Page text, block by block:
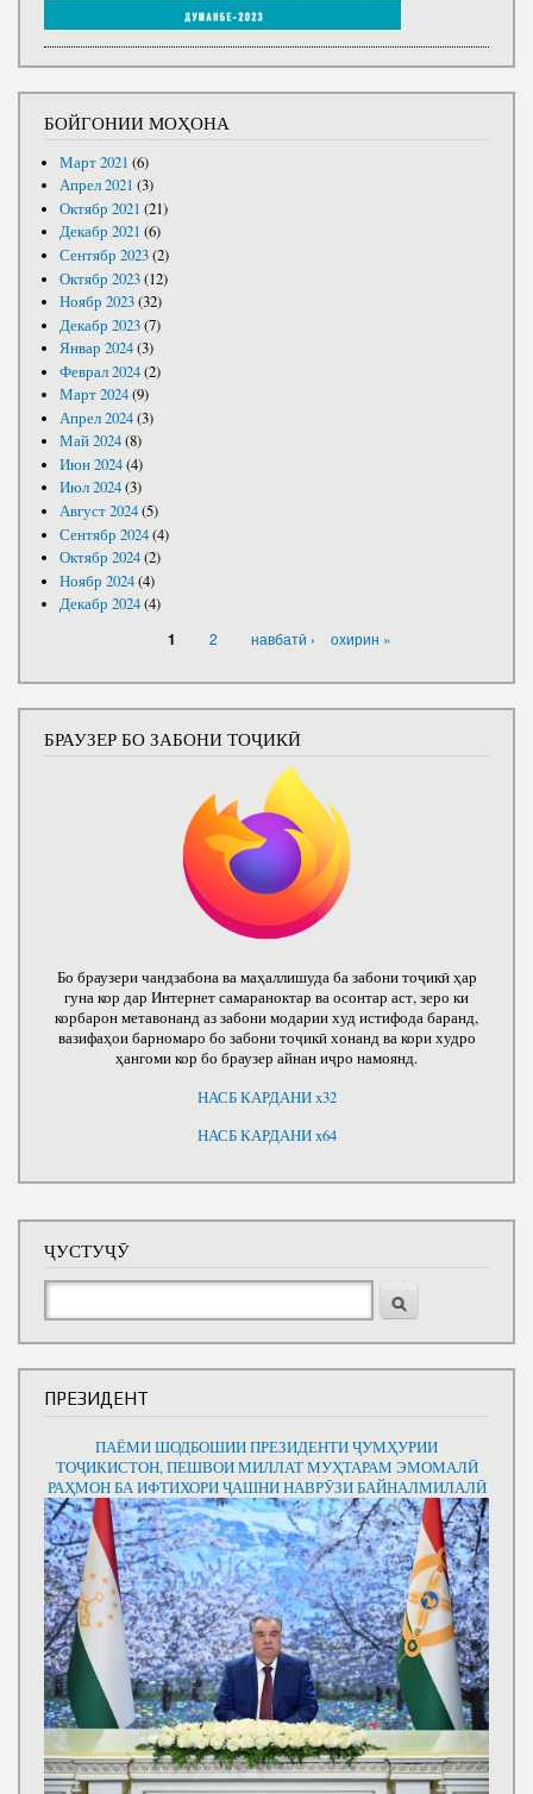
БОЙГОНИИ МОҲОНА
Март 2021 (6)
Апрел 2021 (3)
Октябр 2021 (21)
Декабр 2021 (6)
Сентябр 2023(2)
Октябр 2023(12)
Ноябр 2023(32)
Декабр 2023(7)
Январ 2024(3)
Феврал 2024(2)
Март 2024(9)
Апрел 2024(3)
Май 2024(8)
Июн 2024(4)
Июл 2024(3)
Август 2024(5)
Сентябр 2024(4)
Октябр 2024(2)
Ноябр 2024(4)
Декабр 2024(4)
1 2 навбатӣ › охирин »
БРАУЗЕР БО ЗАБОНИ ТОҶИКӢ
Бо браузери чандзабона ва маҳаллишуда ба забони тоҷикӣ ҳар
гуна кор дар Интернет самараноктар ва осонтар аст, зеро ки
корбарон метавонанд аз забони модарии худ истифода баранд,
вазифаҳои барномаро бо забони тоҷикӣ хонанд ва кори худро
ҳангоми кор бо браузер айнан иҷро намоянд.
НАСБ КАРДАНИ x32
НАСБ КАРДАНИ x64
ҶУСТУҶӮ
Ҷустуҷӯ
ПРЕЗИДЕНТ
ПАЁМИ ШОДБОШИИ ПРЕЗИДЕНТИ ҶУМҲУРИИ
ТОҶИКИСТОН, ПЕШВОИ МИЛЛАТ МУҲТАРАМ ЭМОМАЛӢ
РАҲМОН БА ИФТИХОРИ ҶАШНИ НАВРӮЗИ БАЙНАЛМИЛАЛӢ